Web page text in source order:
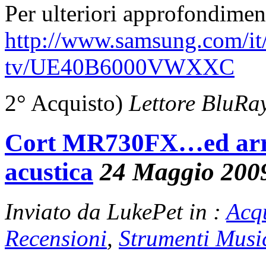
Per ulteriori
http://www.samsung.com/
tv/UE40B6000VWXXC
2° Acquisto) Lettore
Cort MR730FX…ed
acustica 24 Maggio
Inviato da LukePet in :
Recensioni, Strumenti